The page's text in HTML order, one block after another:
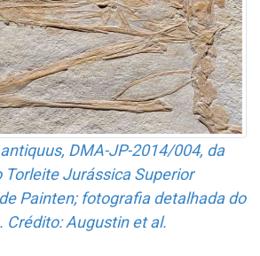
DMA-JP-2014/004, da
Torleite Jurássica Superior
Painten; fotografia detalhada do
Crédito: Augustin et al.